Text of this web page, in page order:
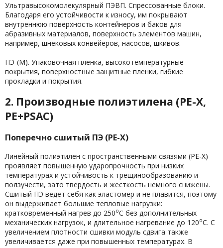
Ультравысокомолекулярный ПЭВП. Спрессованные блоки.
Благодаря его устойчивости к износу, им покрывают
внутреннюю поверхность контейнеров и баков для
абразивных материалов, поверхность элементов машин,
например, шнековых конвейеров, насосов, шкивов.
ПЭ-(М). Упаковочная пленка, высокотемпературные
покрытия, поверхностные защитные пленки, гибкие
прокладки и покрытия.
2. Производные полиэтилена (PE-X,
PE+PSAC)
Поперечно сшитый ПЭ (PE-X)
Линейный полиэтилен с пространственными связями (PE-X)
проявляет повышенную ударопрочность при низких
температурах и устойчивость к трещинообразованию и
ползучести, зато твердость и жесткость немного снижены.
Сшитый ПЭ ведет себя как эластомер и не плавится, поэтому
он выдерживает большие тепловые нагрузки:
кратковременный нагрев до 250оС без дополнительных
механических нагрузок, и длительное нагревание до 120оС. С
увеличением плотности сшивки модуль сдвига также
увеличивается даже при повышенных температурах. В